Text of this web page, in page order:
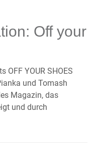
Off your
OFF YOUR SHOES
und Tomash
Magazin, das
und durch